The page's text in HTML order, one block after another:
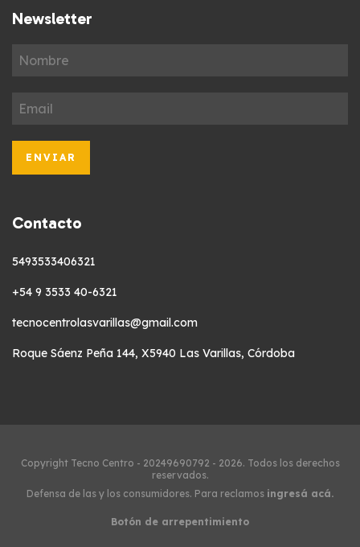
Newsletter
Contacto
5493533406321
+54 9 3533 40-6321
tecnocentrolasvarillas@gmail.com
Roque Sáenz Peña 144, X5940 Las Varillas, Córdoba
Copyright Tecno Centro - 20249690792 - 2026. Todos los derechos
reservados.
Defensa de las y los consumidores. Para reclamos ingresá acá.
Botón de arrepentimiento